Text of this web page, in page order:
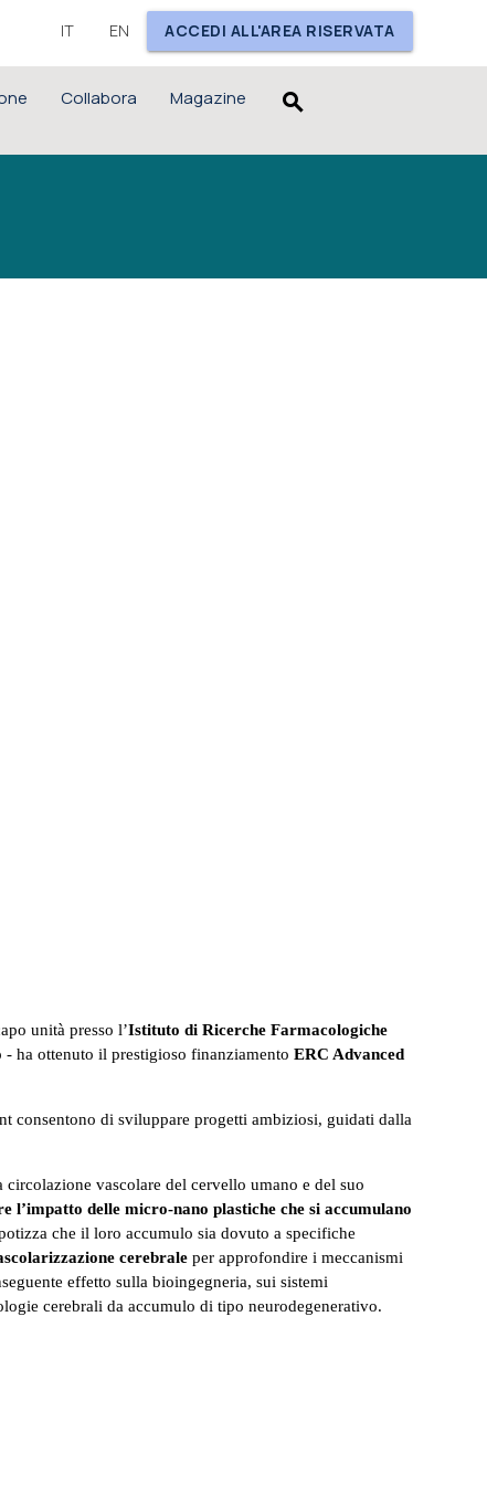
ACCEDI ALL'AREA RISERVATA
EN
IT
Collabora Magazine search
unità presso l’Istituto di Ricerche Farmacologiche
- ha ottenuto il prestigioso finanziamentoERC Advanced
consentono di sviluppare progetti ambiziosi, guidati dalla
vascolare del cervello umano e del suo
l’impatto delle micro-nano plastiche che si accumulano
che il loro accumulo sia dovuto a specifiche
cerebrale per approfondire i meccanismi
effetto sulla bioingegneria, sui sistemi
cerebrali da accumulo di tipo neurodegenerativo.